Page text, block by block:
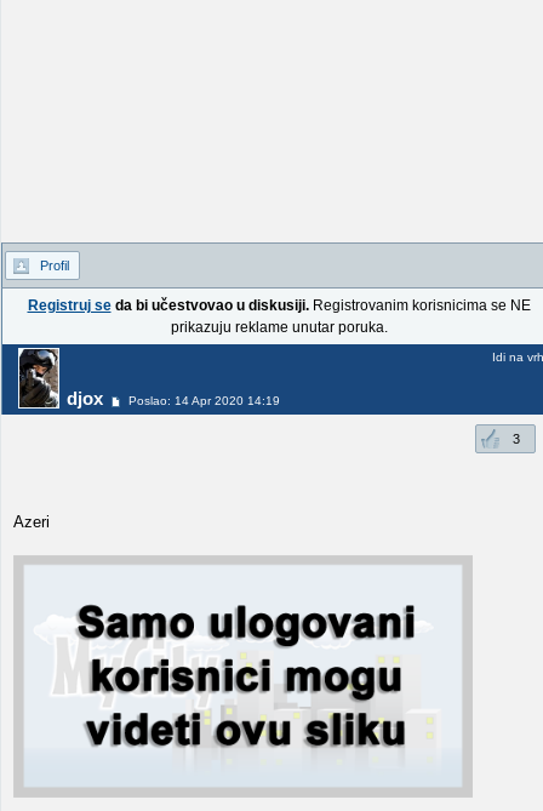
Profil
Registruj seda bi učestvovao u diskusiji.Registrovanim korisnicima se NE
prikazuju reklame unutar poruka.
djox Poslao: 14 Apr 2020 14:19
Idi na vrh
3
Azeri